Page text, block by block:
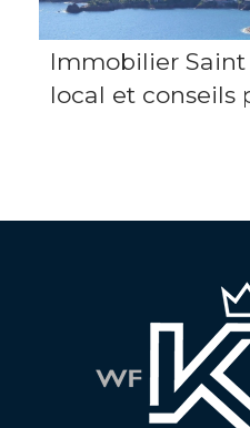
Immobilier
local et conseils